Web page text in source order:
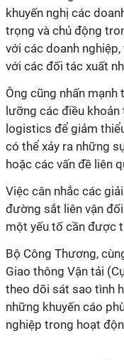
khuyến nghị các
trọng và chủ động
với các doanh
với các đối tác xuất
Ông cũng nhấn
lưỡng các điều
logistics để giảm
có thể xảy ra những
hoặc các vấn đề liên
Việc cân nhắc các
đường sắt liên vận
một yếu tố cần được
Bộ Công Thương,
Giao thông Vận tải
theo dõi sát sao tình
những khuyến cáo
nghiệp trong hoạt